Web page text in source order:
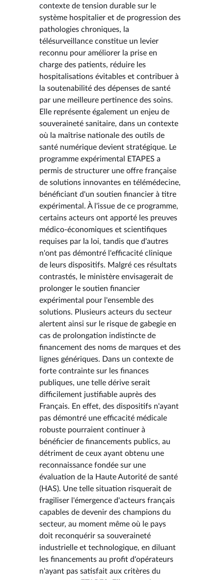
contexte de tension durable sur le
système hospitalier et de progression des
pathologies chroniques, la
télésurveillance constitue un levier
reconnu pour améliorer la prise en
charge des patients, réduire les
hospitalisations évitables et contribuer à
la soutenabilité des dépenses de santé
par une meilleure pertinence des soins.
Elle représente également un enjeu de
souveraineté sanitaire, dans un contexte
où la maîtrise nationale des outils de
santé numérique devient stratégique. Le
programme expérimental ETAPES a
permis de structurer une offre française
de solutions innovantes en télémédecine,
bénéficiant d'un soutien financier à titre
expérimental. À l'issue de ce programme,
certains acteurs ont apporté les preuves
médico-économiques et scientifiques
requises par la loi, tandis que d'autres
n'ont pas démontré l'efficacité clinique
de leurs dispositifs. Malgré ces résultats
contrastés, le ministère envisagerait de
prolonger le soutien financier
expérimental pour l'ensemble des
solutions. Plusieurs acteurs du secteur
alertent ainsi sur le risque de gabegie en
cas de prolongation indistincte de
financement des noms de marques et des
lignes génériques. Dans un contexte de
forte contrainte sur les finances
publiques, une telle dérive serait
difficilement justifiable auprès des
Français. En effet, des dispositifs n'ayant
pas démontré une efficacité médicale
robuste pourraient continuer à
bénéficier de financements publics, au
détriment de ceux ayant obtenu une
reconnaissance fondée sur une
évaluation de la Haute Autorité de santé
(HAS). Une telle situation risquerait de
fragiliser l'émergence d'acteurs français
capables de devenir des champions du
secteur, au moment même où le pays
doit reconquérir sa souveraineté
industrielle et technologique, en diluant
les financements au profit d'opérateurs
n'ayant pas satisfait aux critères du